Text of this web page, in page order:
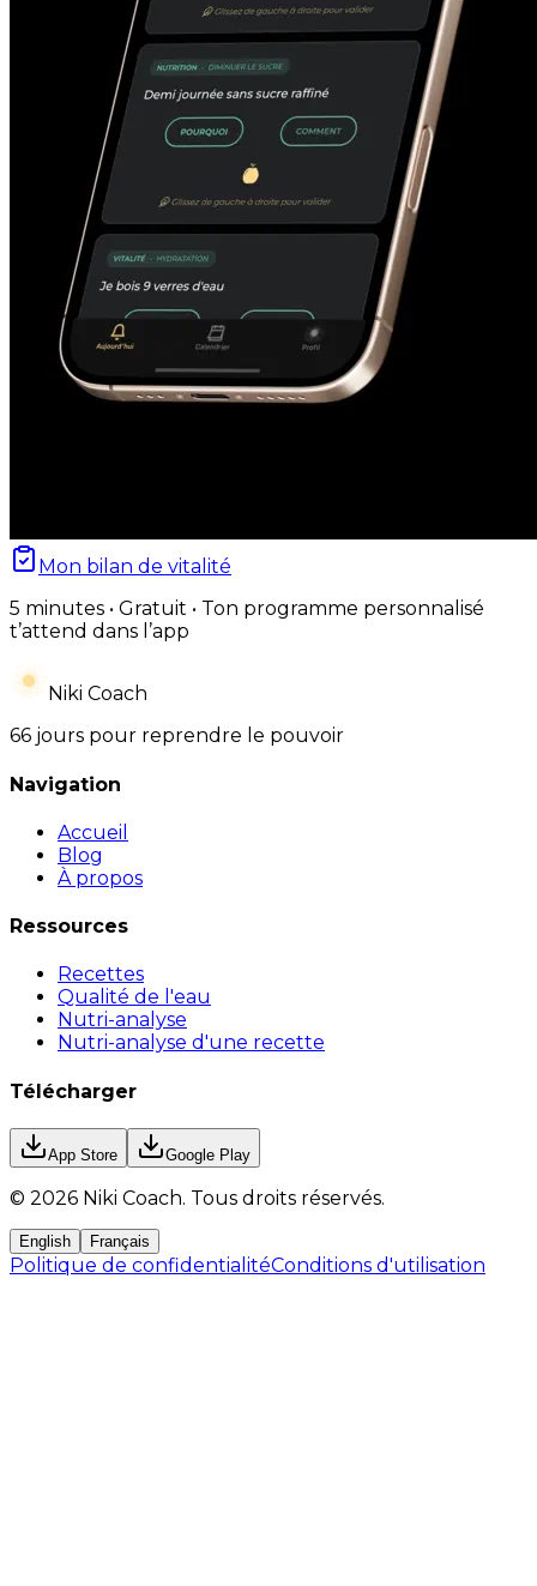
Mon bilan de vitalité
5 minutes • Gratuit • Ton programme personnalisé
t’attend dans l’app
Niki Coach
66 jours pour reprendre le pouvoir
Navigation
Accueil
Blog
À propos
Ressources
Recettes
Qualité de l'eau
Nutri-analyse
Nutri-analyse d'une recette
Télécharger
App Store Google Play
© 2026 Niki Coach. Tous droits réservés.
English Français
Politique de confidentialitéConditions d'utilisation